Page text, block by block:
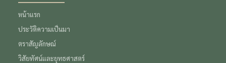
หน้าแรก
ประวัติความเป็นมา
ตราสัญลักษณ์
วิสัยทัศน์และยุทธศาสตร์